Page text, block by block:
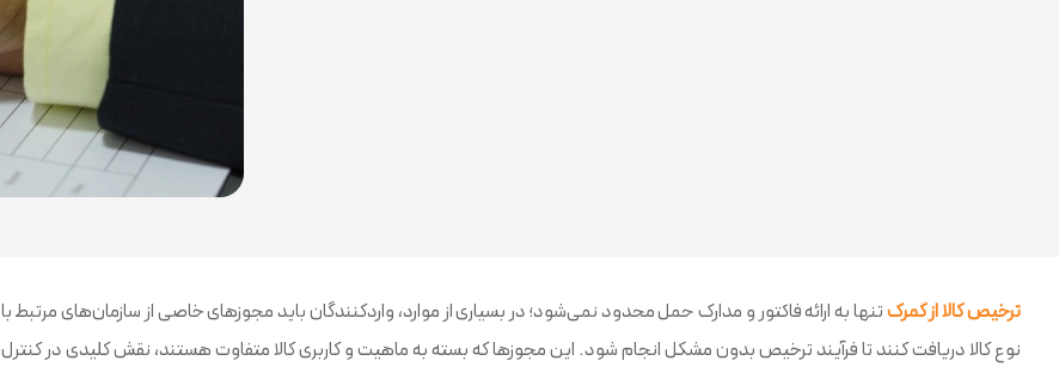
ترخیص کالا از گمرکتنها به ارائه فاکتور و مدارک حمل محدود نمی‌شود؛ در بسیاری از موارد، واردکنندگان باید مجوزهای خاصی از سازمان‌های مرتبط با
نوع کالا دریافت کنند تا فرآیند ترخیص بدون مشکل انجام شود. این مجوزها که بسته به ماهیت و کاربری کالا متفاوت هستند، نقش کلیدی در کنترل